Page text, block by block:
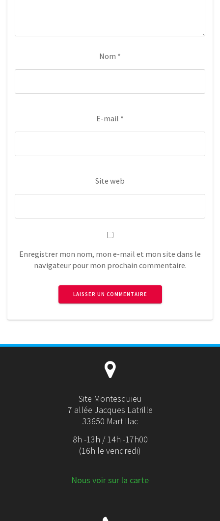
Nom *
E-mail *
Site web
Enregistrer mon nom, mon e-mail et mon site dans le
navigateur pour mon prochain commentaire.
Site Montesquieu
7 allée Jacques Latrille
33650 Martillac
8h -13h / 14h -17h00
(16h le vendredi)
Nous voir sur la carte